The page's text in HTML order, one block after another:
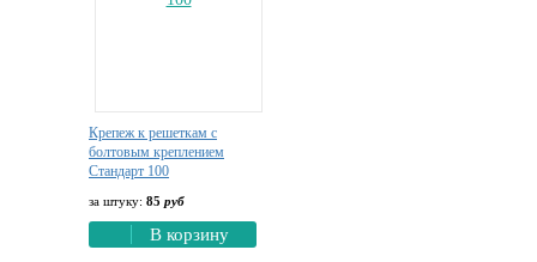
Крепеж к решеткам с
болтовым креплением
Стандарт 100
за штуку: 85 руб
В корзину